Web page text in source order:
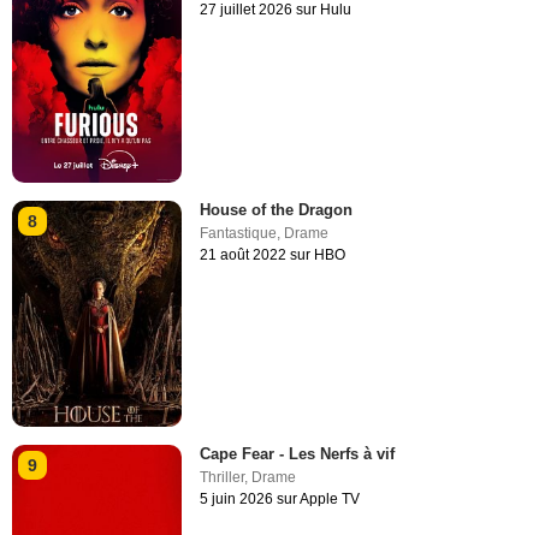
27 juillet 2026 sur Hulu
8
House of the Dragon
Fantastique Drame
21 août 2022 sur HBO
9
Cape Fear - Les Nerfs à vif
Thriller, Drame
5 juin 2026 sur Apple TV